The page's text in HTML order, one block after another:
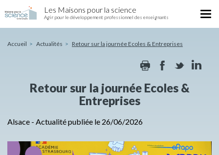
sur
Ecoles
au
Les Maisons pour la science
Agir pour le développement professionnel des enseignants
Accueil Actualités Retour sur la journée Ecoles & Entreprises
PrintFacebook
Retour sur la journée Ecoles &
Entreprises
Alsace - Actualité publiée le 26/06/2026